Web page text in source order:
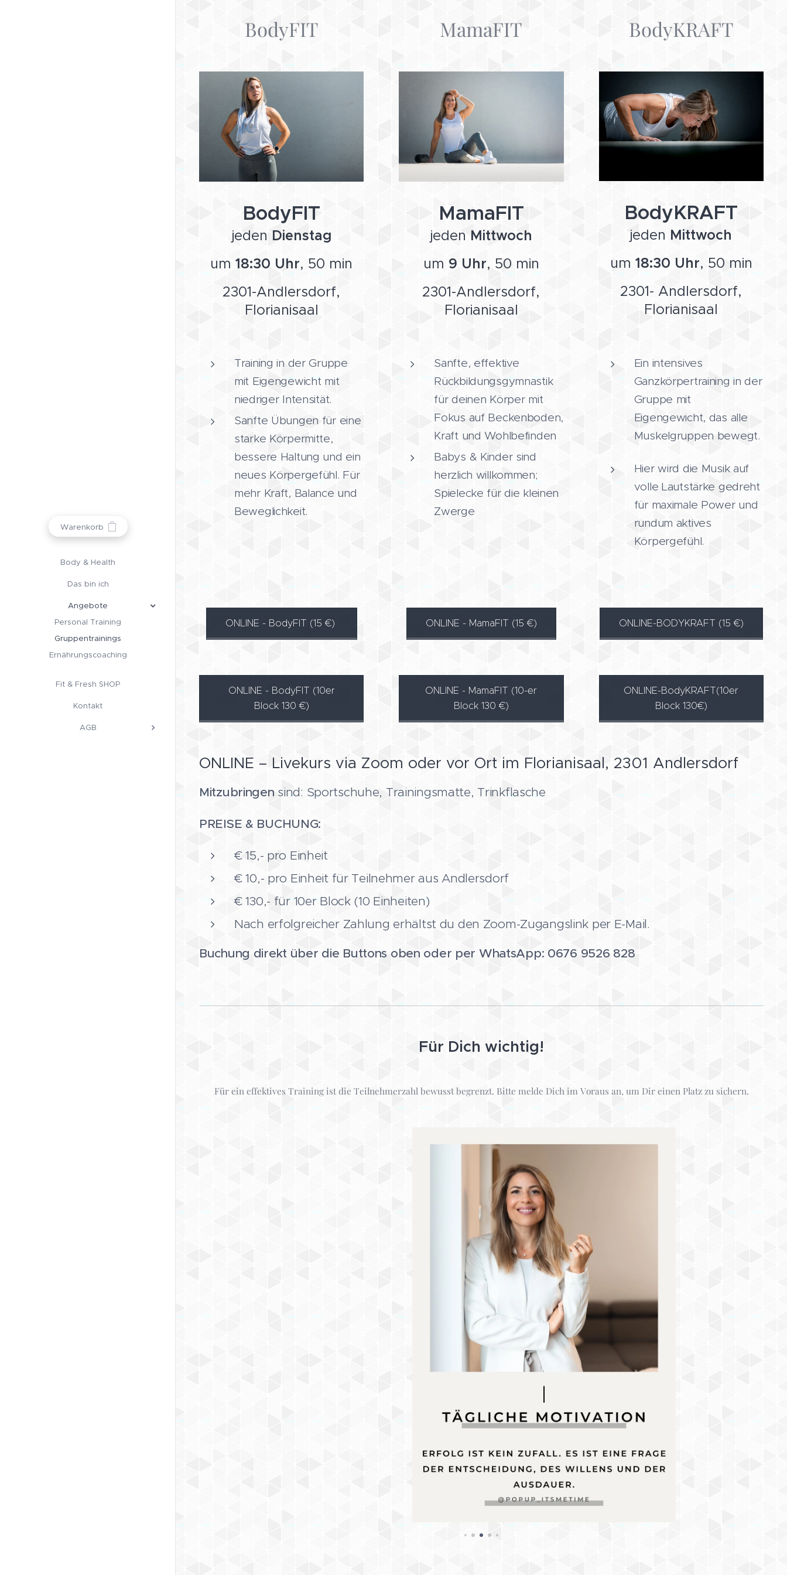
Warenkorb
Body & Health
Das bin ich
Angebote
Personal Training
Gruppentrainings
Ernährungscoaching
Fit & Fresh SHOP
Kontakt
AGB
BodyFIT
BodyFIT
jeden Dienstag
um18:30 Uhr, 50 min
2301-Andlersdorf,
Florianisaal
MamaFIT
MamaFIT
jeden Mittwoch
um 9 Uhr, 50 min
2301-Andlersdorf,
Florianisaal
BodyKRAFT
BodyKRAFT
jeden Mittwoch
um 18:30 Uhr, 50 min
2301- Andlersdorf,
Florianisaal
Training in der Gruppe
mit Eigengewicht mit
niedriger Intensität.
Sanfte Übungen für eine
starke Körpermitte,
bessere Haltung und ein
neues Körpergefühl. Für
mehr Kraft, Balance und
Beweglichkeit.
Sanfte, effektive
Rückbildungsgymnastik
für deinen Körper mit
Fokus auf Beckenboden,
Kraft und Wohlbefinden
Babys & Kinder sind
herzlich willkommen;
Spielecke für die kleinen
Zwerge
Ein intensives
Ganzkörpertraining in der
Gruppe mit
Eigengewicht, das alle
Muskelgruppen bewegt.
Hier wird die Musik auf
volle Lautstärke gedreht
für maximale Power und
rundum aktives
Körpergefühl.
ONLINE - BodyFIT (15 €)
ONLINE - BodyFIT (10er
Block 130 €)
ONLINE - MamaFIT (15 €)
ONLINE - MamaFIT (10-er
Block 130 €)
ONLINE-BODYKRAFT (15 €)
ONLINE-BodyKRAFT(10er
Block 130€)
ONLINE – Livekurs via Zoom oder vor Ort im Florianisaal, 2301 Andlersdorf
Mitzubringen sind: Sportschuhe, Trainingsmatte, Trinkflasche
PREISE & BUCHUNG:
€ 15,- pro Einheit
€ 10,- pro Einheit für Teilnehmer aus Andlersdorf
€ 130,- für 10er Block (10 Einheiten)
Nach erfolgreicher Zahlung erhältst du den Zoom-Zugangslink per E-Mail.
Buchung direkt über die Buttons oben oder per WhatsApp: 0676 9526 828
Für Dich wichtig!
Für ein effektives Training ist die Teilnehmerzahl bewusst begrenzt. Bitte melde Dich im Voraus an, um Dir einen Platz zu sichern.